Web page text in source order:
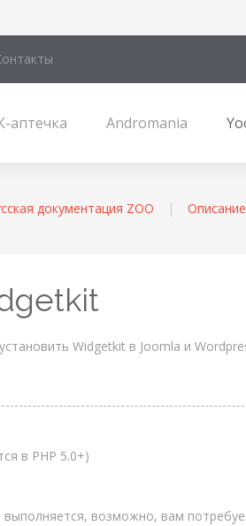
аптечка Andromania
документация ZOO
Widgetkit в Joomla и
в PHP 5.0+)
возможно, вам